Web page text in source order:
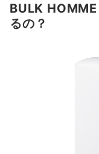
BULK HOMME
るの？